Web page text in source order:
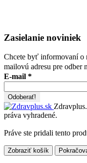
Zasielanie noviniek
Chcete byť informovaní o
mailovú adresu pre odber
E-mail *
práva vyhradené.
Práve ste pridali tento
Zobraziť košík